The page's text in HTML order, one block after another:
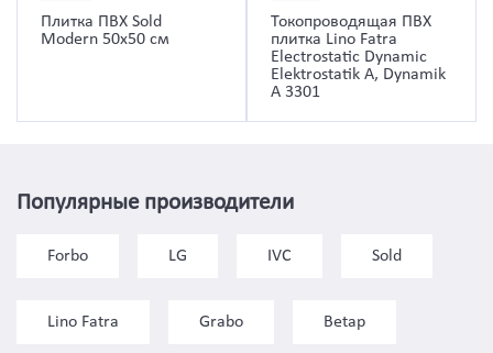
Плитка ПВХ Sold
Modern 50х50 см
Токопроводящая ПВХ
плитка Lino Fatra
Electrostatic Dynamic
Elektrostatik A, Dynamik
A 3301
Популярные производители
Forbo LG IVC Sold
Lino Fatra Grabo Betap